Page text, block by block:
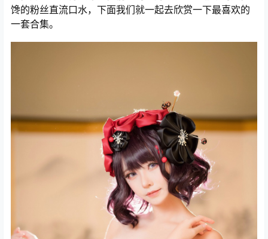
馋的粉丝直流口水，下面我们就一起去欣赏一下最喜欢的
一套合集。